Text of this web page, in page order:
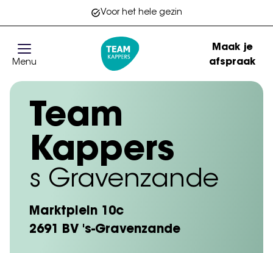
Voor het hele gezin
Menu
Maak je
afspraak
Team
Kappers
s Gravenzande
Marktplein 10c
2691 BV 's-Gravenzande